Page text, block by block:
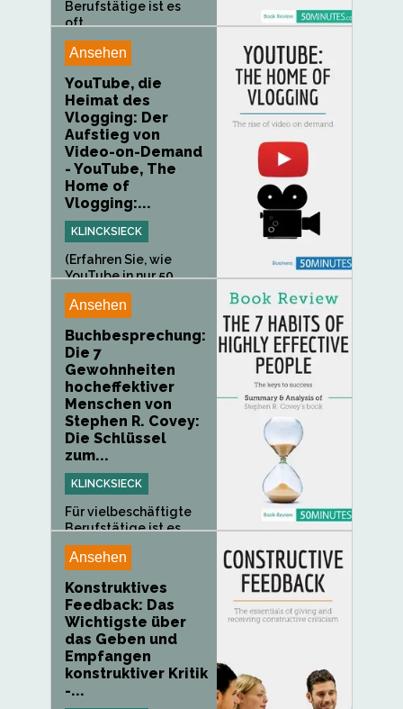
Berufstätige ist es
oft...
Ansehen
YouTube, die
Heimat des
Vlogging: Der
Aufstieg von
Video-on-Demand
- YouTube, The
Home of
Vlogging:...
KLINCKSIECK
(Erfahren Sie, wie
YouTube in nur 50
Minuten...
Ansehen
Buchbesprechung:
Die 7
Gewohnheiten
hocheffektiver
Menschen von
Stephen R. Covey:
Die Schlüssel
zum...
KLINCKSIECK
Für vielbeschäftigte
Berufstätige ist es
oft...
Ansehen
Konstruktives
Feedback: Das
Wichtigste über
das Geben und
Empfangen
konstruktiver Kritik
-...